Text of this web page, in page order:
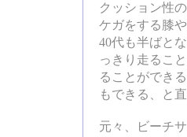
クッション性
ケガをする膝
40代も半ばと
っきり走るこ
ることができ
もできる、と直
元々、ビーチ